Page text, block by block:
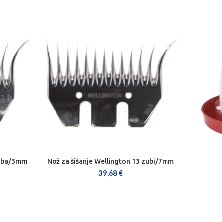
3mm DODAJ U KOŠARICU
Nož za šišanje Wellington 13 zubi/7mm
39,68€